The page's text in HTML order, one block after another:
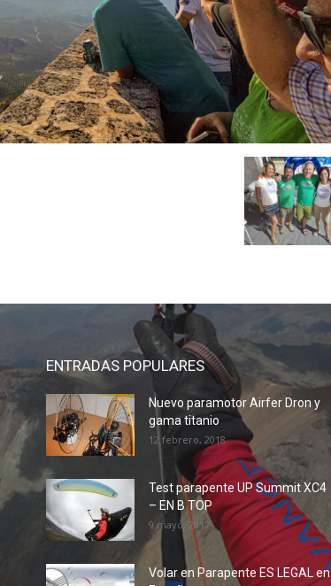
ENTRADAS POPULARES
Nuevo paramotor Airfer Dron y
gama titanio
12 febrero, 2018
Test parapente UP Summit XC4
– EN B TOP
9 mayo, 2017
Volar en Parapente ES LEGAL en